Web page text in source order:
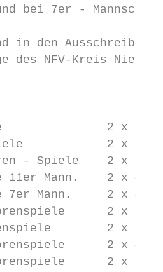
bei 7er -
in den
des NFV-Kreis
2 x 45
2 x 35
- Spiele    2 x 30
11er Mann.    2 x 45
7er Mann.     2 x 40
2 x 45
2 x 40
2 x 40
2 x 35